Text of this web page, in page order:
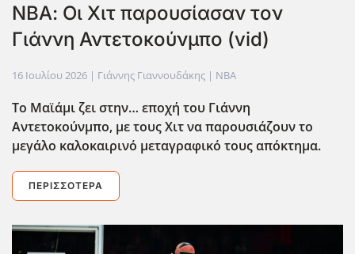
ΝΒΑ: Οι Χιτ παρουσίασαν τον
Γιάννη Αντετοκούνμπο (vid)
16 Ιουλίου 2026 | Γιάννης Γιαννουδάκης | NBA
Το Μαϊάμι ζει στην… εποχή του Γιάννη
Αντετοκούνμπο, με τους Χιτ να παρουσιάζουν το
μεγάλο καλοκαιρινό μεταγραφικό τους απόκτημα.
ΠΕΡΙΣΣΌΤΕΡΑ